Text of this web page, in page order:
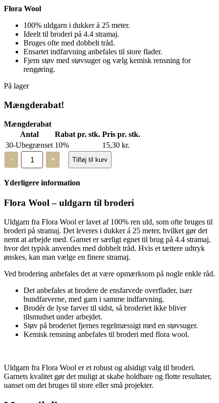
Flora Wool
100% uldgarn i dukker á 25 meter.
Ideelt til broderi på 4.4 stramaj.
Bruges ofte med dobbelt tråd.
Ensartet indfarvning anbefales til store flader.
Fjern støv med støvsuger og vælg kemisk rensning for
rengøring.
På lager
Mængderabat!
Mængderabat
Antal
Rabat pr. stk. Pris pr. stk.
30-Ubegrænset 10% 15,30 kr.
-
Flora
Wool
-
8418
-
trådet
+ Tilføj til kurv
Yderligere information
Flora Wool – uldgarn til broderi
Uldgarn fra Flora Wool er lavet af 100% ren uld, som ofte bruges til
broderi på stramaj. Det leveres i dukker á 25 meter, hvilket gør det
nemt at arbejde med. Garnet er særligt egnet til brug på 4.4 stramaj,
hvor det typisk anvendes med dobbelt tråd. Hvis et tættere udtryk
ønskes, kan man vælge en finere stramaj.
Ved brodering anbefales det at være opmærksom på nogle enkle råd.
Det anbefales at brodere de ensfarvede overflader, især
bundfarverne, med garn i samme indfarvning.
Brodér de lyse farver til sidst, så broderiet ikke bliver
tilsmudset under arbejdet.
Støv på broderiet fjernes regelmæssigt med en støvsuger.
Kemisk rensning anbefales til broderi med flora wool.
Uldgarn fra Flora Wool er et robust og alsidigt valg til broderi.
Garnets kvalitet gør det muligt at skabe holdbare og flotte resultater,
uanset om det bruges til store eller små projekter.